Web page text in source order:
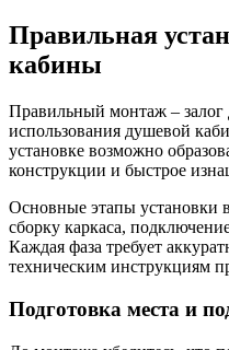
Правильная
кабины
Правильный монтаж – залог
использования душевой
установке возможно
конструкции и быстрое
Основные этапы установки
сборку каркаса,
Каждая фаза требует
техническим инструкциям
Подготовка места и